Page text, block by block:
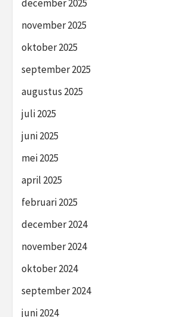
december 2025
november 2025
oktober 2025
september 2025
augustus 2025
juli 2025
juni 2025
mei 2025
april 2025
februari 2025
december 2024
november 2024
oktober 2024
september 2024
juni 2024